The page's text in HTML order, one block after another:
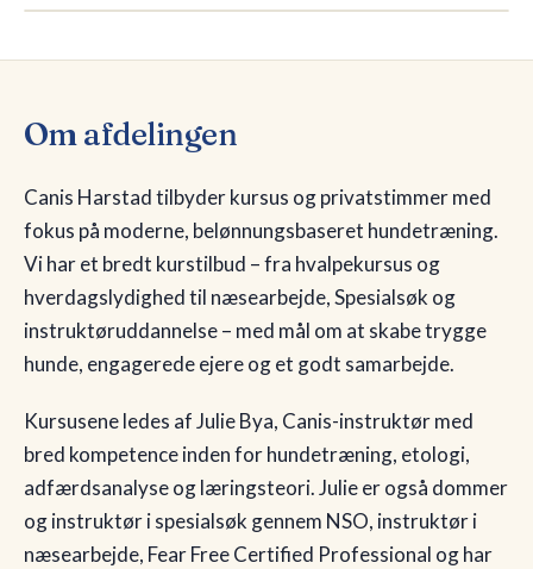
Butik
Blog
🇩🇰DK
Om afdelingen
Canis Harstad tilbyder kursus og privatstimmer med
fokus på moderne, belønnungsbaseret hundetræning.
Vi har et bredt kurstilbud – fra hvalpekursus og
hverdagslydighed til næsearbejde, Spesialsøk og
instruktøruddannelse – med mål om at skabe trygge
hunde, engagerede ejere og et godt samarbejde.
Kursusene ledes af Julie Bya, Canis-instruktør med
bred kompetence inden for hundetræning, etologi,
adfærdsanalyse og læringsteori. Julie er også dommer
og instruktør i spesialsøk gennem NSO, instruktør i
næsearbejde, Fear Free Certified Professional og har